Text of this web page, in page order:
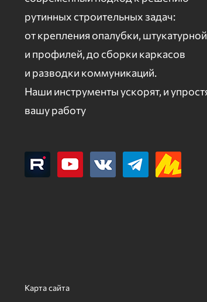
рутинных строительных задач:
от крепления опалубки,
и профилей, до сборки каркасов
и разводки коммуникаций.
Наши инструменты ускорят, и
вашу работу
Карта сайта